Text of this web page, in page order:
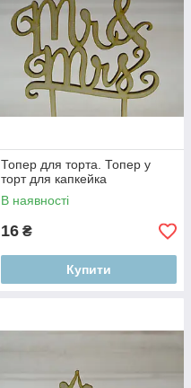
Топер для торта. Топер у
торт для капкейка
В наявності
16 ₴
Купити